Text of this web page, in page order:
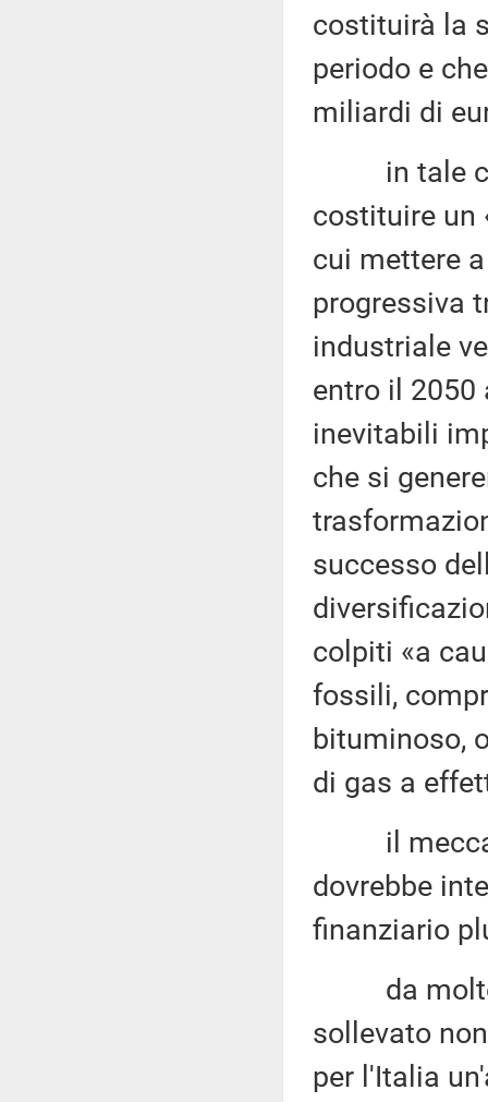
costituirà la
periodo e
miliardi di
in tale
costituire un
cui mettere
progressiva
industriale
entro il 2050
inevitabili
che si
successo
colpiti «a
fossili,
bituminoso,
di gas a
il
dovrebbe
finanziario
da
sollevato
per l'Italia